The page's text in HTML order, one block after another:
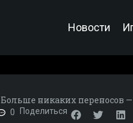
Новости
Больше никаких переносов
0 Поделиться